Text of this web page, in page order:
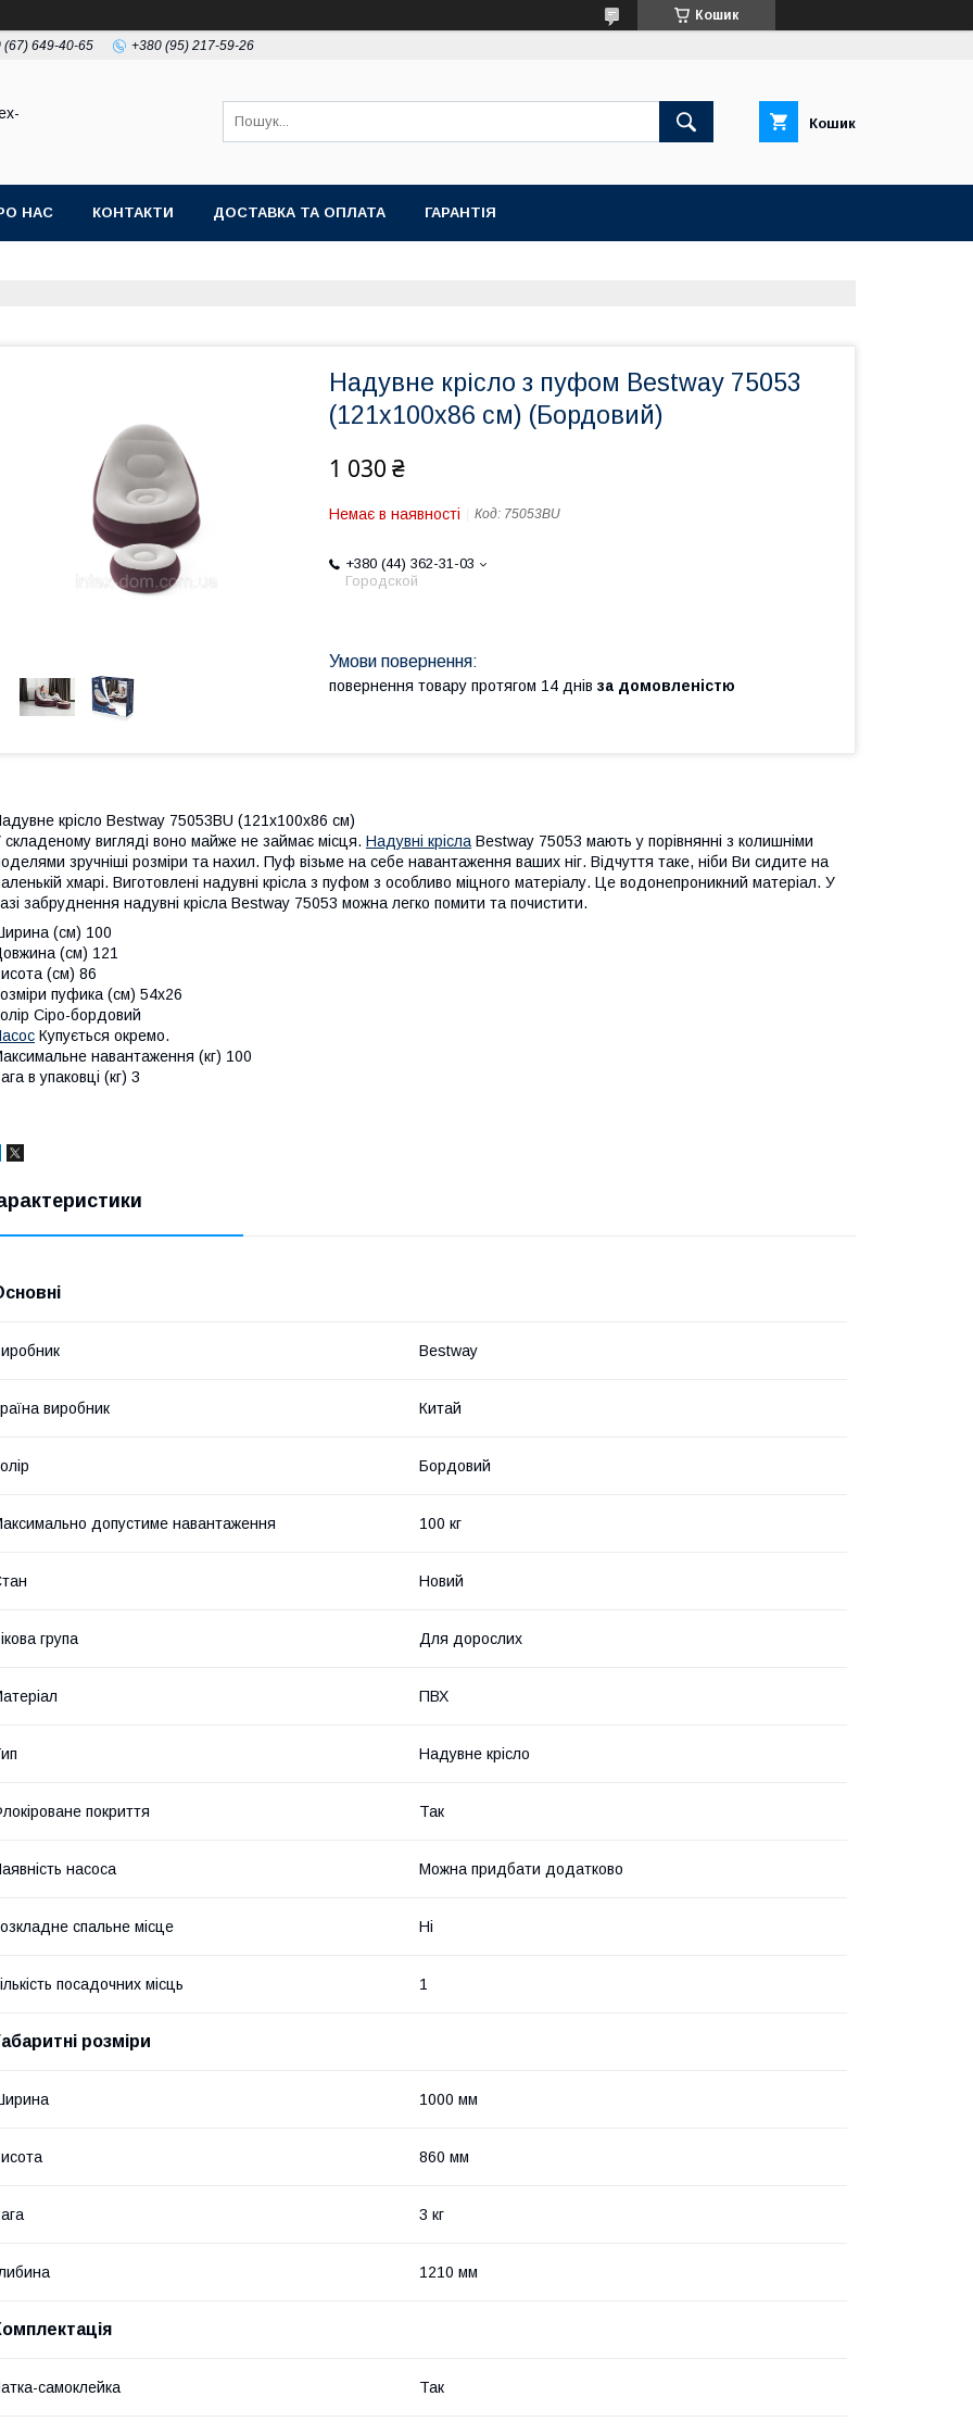
Кошик
(67) 649-40-65 +380 (95) 217-59-26
Кошик
НАС КОНТАКТИ ДОСТАВКА ТА ОПЛАТА ГАРАНТІЯ
Надувне крісло з пуфом Bestway 75053
(121x100x86 см) (Бордовий)
1 030 ₴
Немає в наявності Код: 75053BU
+380 (44) 362-31-03
Городской
повернення товару протягом 14 днів за домовленістю
крісло Bestway 75053BU (121x100x86 см)
складеному вигляді воно майже не займає місця. Надувні крісла Bestway 75053 мають у порівнянні з колишніми
зручніші розміри та нахил. Пуф візьме на себе навантаження ваших ніг. Відчуття таке, ніби Ви сидите на
хмарі. Виготовлені надувні крісла з пуфом з особливо міцного матеріалу. Це водонепроникний матеріал. У
забруднення надувні крісла Bestway 75053 можна легко помити та почистити.
(см) 100
(см) 121
(см) 86
пуфика (см) 54x26
Сіро-бордовий
Купується окремо.
навантаження (кг) 100
в упаковці (кг) 3
Bestway
виробник Китай
Бордовий
допустиме навантаження 100 кг
Новий
група Для дорослих
ПВХ
Надувне крісло
покриття Так
насоса Можна придбати додатково
спальне місце Ні
посадочних місць 1
розміри
1000 мм
860 мм
3 кг
1210 мм
самоклейка Так